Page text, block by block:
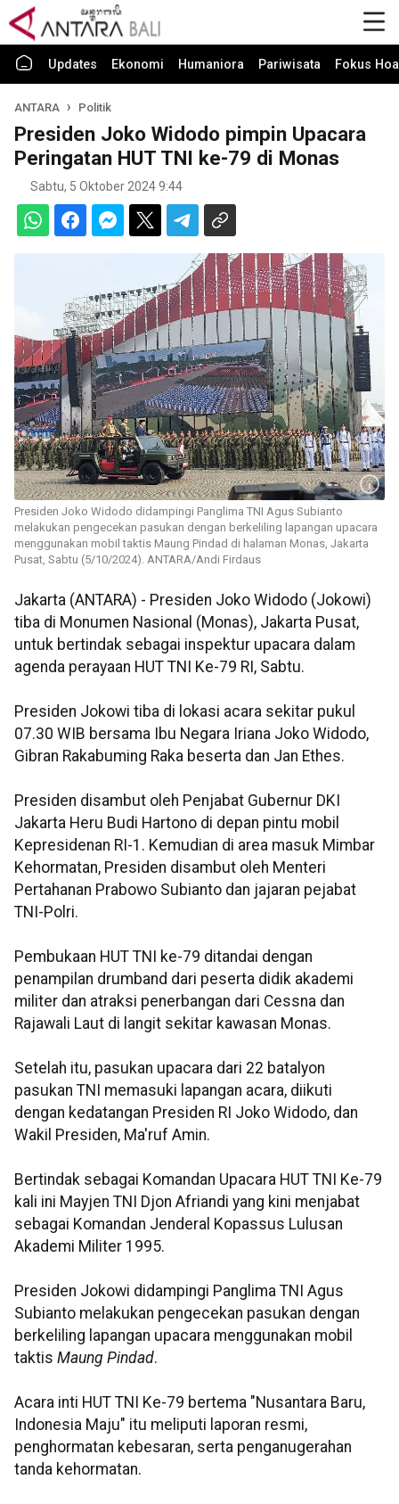
Updates Ekonomi Humaniora Pariwisata Fokus
ANTARA Politik
Presiden Joko Widodo pimpin Upacara
Peringatan HUT TNI ke-79 di Monas
Sabtu, 5 Oktober 2024 9:44
Presiden Joko Widodo didampingi Panglima TNI Agus Subianto
melakukan pengecekan pasukan dengan berkeliling lapangan upacara
menggunakan mobil taktis Maung Pindad di halaman Monas, Jakarta
Pusat, Sabtu (5/10/2024). ANTARA/Andi Firdaus
Jakarta (ANTARA) - Presiden Joko Widodo (Jokowi)
tiba di Monumen Nasional (Monas), Jakarta Pusat,
untuk bertindak sebagai inspektur upacara dalam
agenda perayaan HUT TNI Ke-79 RI, Sabtu.
Presiden Jokowi tiba di lokasi acara sekitar pukul
07.30 WIB bersama Ibu Negara Iriana Joko Widodo,
Gibran Rakabuming Raka beserta dan Jan Ethes.
Presiden disambut oleh Penjabat Gubernur DKI
Jakarta Heru Budi Hartono di depan pintu mobil
Kepresidenan RI-1. Kemudian di area masuk Mimbar
Kehormatan, Presiden disambut oleh Menteri
Pertahanan Prabowo Subianto dan jajaran pejabat
TNI-Polri.
Pembukaan HUT TNI ke-79 ditandai dengan
penampilan drumband dari peserta didik akademi
militer dan atraksi penerbangan dari Cessna dan
Rajawali Laut di langit sekitar kawasan Monas.
Setelah itu, pasukan upacara dari 22 batalyon
pasukan TNI memasuki lapangan acara, diikuti
dengan kedatangan Presiden RI Joko Widodo, dan
Wakil Presiden, Ma'ruf Amin.
Bertindak sebagai Komandan Upacara HUT TNI Ke-79
kali ini Mayjen TNI Djon Afriandi yang kini menjabat
sebagai Komandan Jenderal Kopassus Lulusan
Akademi Militer 1995.
Presiden Jokowi didampingi Panglima TNI Agus
Subianto melakukan pengecekan pasukan dengan
berkeliling lapangan upacara menggunakan mobil
taktis Maung Pindad.
Acara inti HUT TNI Ke-79 bertema "Nusantara Baru,
Indonesia Maju" itu meliputi laporan resmi,
penghormatan kebesaran, serta penganugerahan
tanda kehormatan.